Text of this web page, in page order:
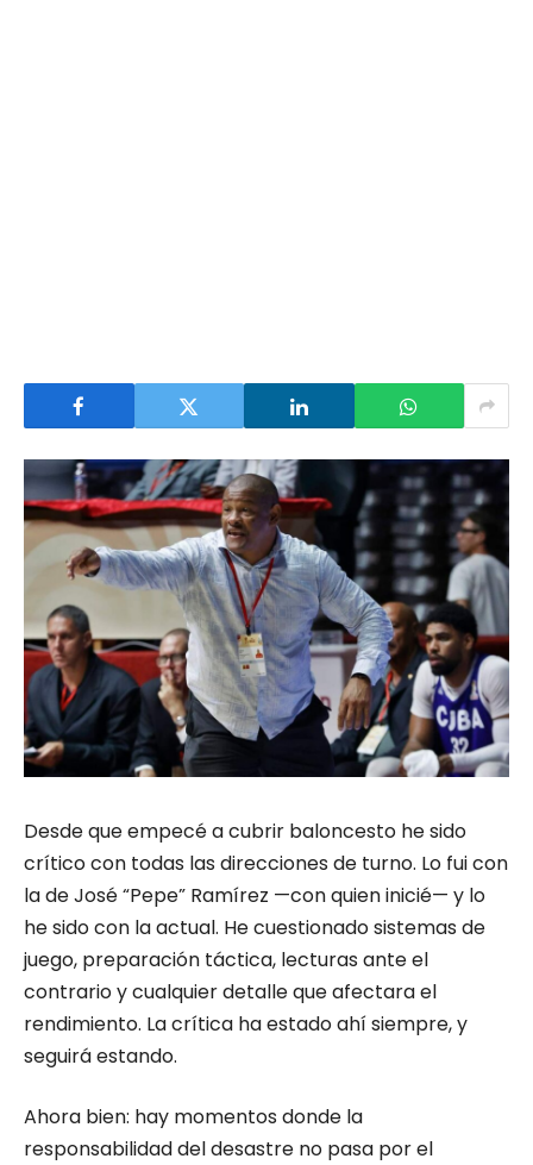
Desde que empecé a cubrir baloncesto he sido
crítico con todas las direcciones de turno. Lo fui con
la de José “Pepe” Ramírez —con quien inicié— y lo
he sido con la actual. He cuestionado sistemas de
juego, preparación táctica, lecturas ante el
contrario y cualquier detalle que afectara el
rendimiento. La crítica ha estado ahí siempre, y
seguirá estando.
Ahora bien: hay momentos donde la
responsabilidad del desastre no pasa por el